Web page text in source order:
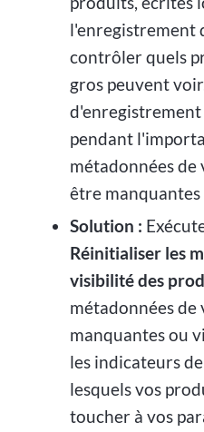
l'enregistrement
contrôler quels
gros peuvent
pendant
métadonnées
être manquantes
Solution :
Réinitialiser les
visibilité des
métadonnées
manquantes ou
les indicateurs
lesquels vos
toucher à vos